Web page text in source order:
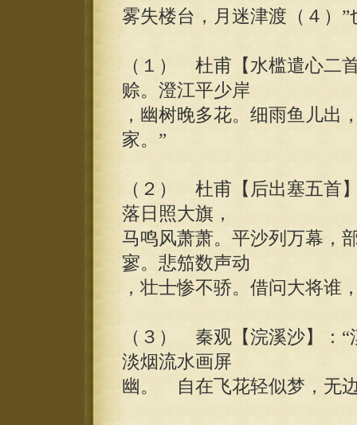
雾失楼台，月迷津渡（４）”
（１） 杜甫【水槛遣心二
赊。澄江平少岸
，幽树晚多花。细雨鱼儿出
家。”
（２） 杜甫【后出塞五首
落日照大旗，
马鸣风萧萧。平沙列万幕，
寥。悲笳数声动
，壮士惨不骄。借问大将谁
（３） 秦观【浣溪沙】：
淡烟流水画屏
幽。 自在飞花轻似梦，无